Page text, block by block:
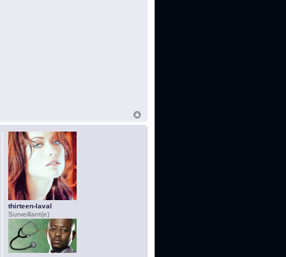
thirteen-laval
Surveillant(e)